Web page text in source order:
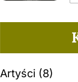
Artyści(8)